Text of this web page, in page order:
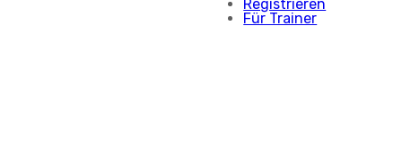
Registrieren
Für Trainer